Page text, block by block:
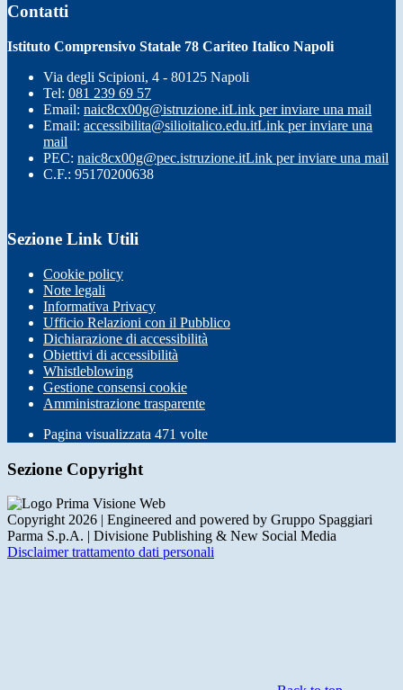
Contatti
Istituto Comprensivo Statale 78 Cariteo Italico Napoli
Via degli Scipioni, 4 - 80125 Napoli
Tel: 081 239 69 57
Email: naic8cx00g@istruzione.itLink per inviare una mail
Email: accessibilita@silioitalico.edu.itLink per inviare una
mail
PEC: naic8cx00g@pec.istruzione.itLink per inviare una mail
C.F.: 95170200638
Sezione Link Utili
Cookie policy
Note legali
Informativa Privacy
Ufficio Relazioni con il Pubblico
Dichiarazione di accessibilità
Obiettivi di accessibilità
Whistleblowing
Gestione consensi cookie
Amministrazione trasparente
Pagina visualizzata 471 volte
Sezione Copyright
Copyright 2026 | Engineered and powered by Gruppo Spaggiari
Parma S.p.A. | Divisione Publishing & New Social Media
Disclaimer trattamento dati personali